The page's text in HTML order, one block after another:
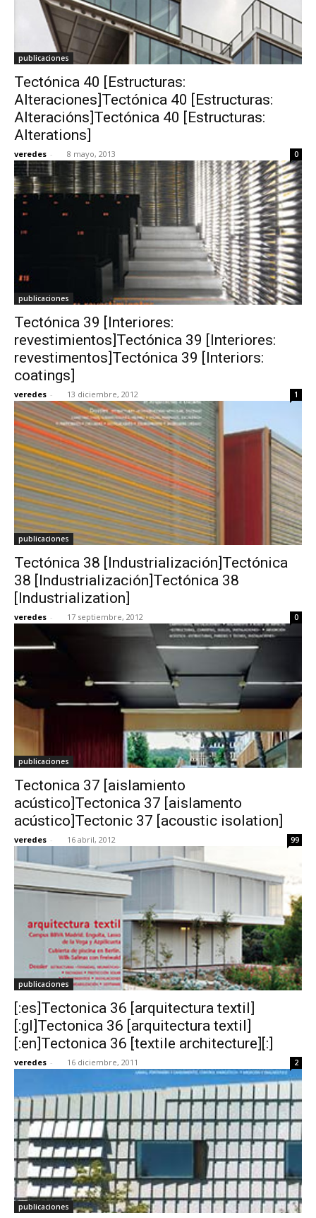
publicaciones
Tectónica 40 [Estructuras:
Alteraciones]Tectónica 40 [Estructuras:
Alteracións]Tectónica 40 [Estructuras:
Alterations]
veredes - 8 mayo, 2013 0
publicaciones
Tectónica 39 [Interiores:
revestimientos]Tectónica 39 [Interiores:
revestimentos]Tectónica 39 [Interiors:
coatings]
veredes - 13 diciembre, 2012 1
publicaciones
Tectónica 38 [Industrialización]Tectónica
38 [Industrialización]Tectónica 38
[Industrialization]
veredes - 17 septiembre, 2012 0
publicaciones
Tectonica 37 [aislamiento
acústico]Tectonica 37 [aislamento
acústico]Tectonic 37 [acoustic isolation]
veredes - 16 abril, 2012 99
publicaciones
[:es]Tectonica 36 [arquitectura textil]
[:gl]Tectonica 36 [arquitectura textil]
[:en]Tectonica 36 [textile architecture][:]
veredes - 16 diciembre, 2011 2
publicaciones